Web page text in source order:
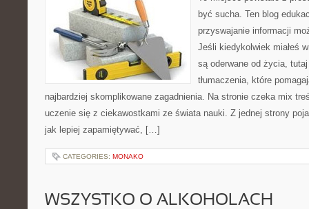
być sucha. Ten blog
przyswajanie informacji
Jeśli kiedykolwiek miałeś
są oderwane od życia,
tłumaczenia, które
najbardziej skomplikowane zagadnienia. Na stronie czeka mix
uczenie się z ciekawostkami ze świata nauki. Z jednej strony
jak lepiej zapamiętywać, […]
CATEGORIES: MONAKO
WSZYSTKO O ALKOHOLACH